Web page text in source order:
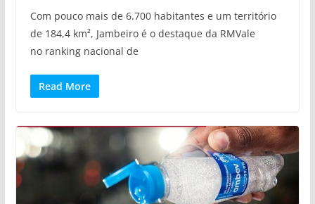
Com pouco mais de 6.700 habitantes e um território
de 184,4 km², Jambeiro é o destaque da RMVale
no ranking nacional de
Read More